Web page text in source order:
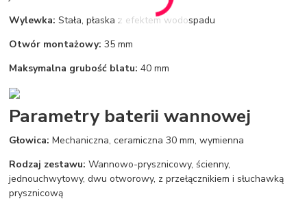
Wylewka: Stała, płaska z efektem wodospadu
Otwór montażowy:35 mm
Maksymalna grubość blatu: 40 mm
Parametry baterii wannowej
Głowica: Mechaniczna, ceramiczna 30 mm, wymienna
Rodzaj zestawu: Wannowo-prysznicowy, ścienny,
jednouchwytowy, dwu otworowy, z przełącznikiem i słuchawką
prysznicową